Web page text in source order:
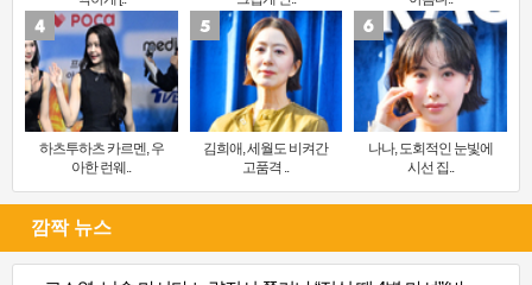
하츠투하츠 카르멘, 우
아한 런웨..
김희애, 세월도 비켜간
고품격 ..
나나, 도회적인 눈빛에
시선 집..
깜짝 뉴스